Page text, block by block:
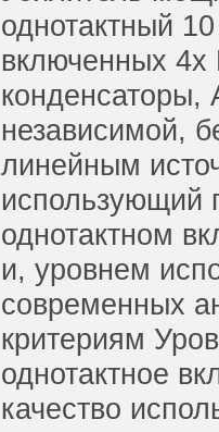
однотактный
включенных
конденсаторы,
независимой,
линейным
использующий
однотактном
и, уровнем
современных
критериям
однотактное
качество